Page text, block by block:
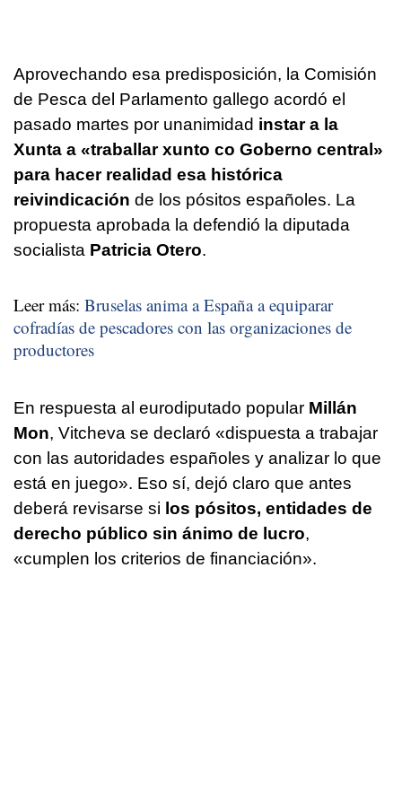
Aprovechando esa predisposición, la Comisión
de Pesca del Parlamento gallego acordó el
pasado martes por unanimidad instar a la
Xunta a «traballar xunto co Goberno central»
para hacer realidad esa histórica
reivindicación de los pósitos españoles. La
propuesta aprobada la defendió la diputada
socialista Patricia Otero.
Leer más: Bruselas anima a España a equiparar
cofradías de pescadores con las organizaciones de
productores
En respuesta al eurodiputado popular Millán
Mon, Vitcheva se declaró «dispuesta a trabajar
con las autoridades españoles y analizar lo que
está en juego». Eso sí, dejó claro que antes
deberá revisarse si los pósitos, entidades de
derecho público sin ánimo de lucro,
«cumplen los criterios de financiación».